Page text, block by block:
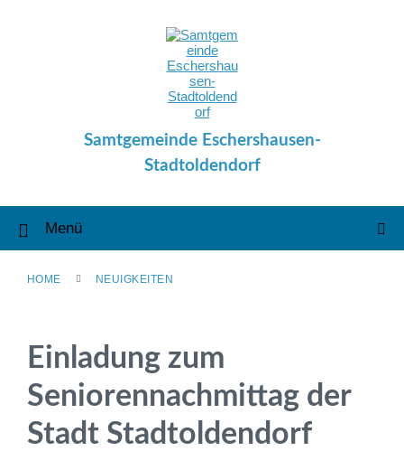
Samtgemeinde Eschershausen-
Stadtoldendorf
Menü
HOME NEUIGKEITEN
Einladung zum
Seniorennachmittag der
Stadt Stadtoldendorf